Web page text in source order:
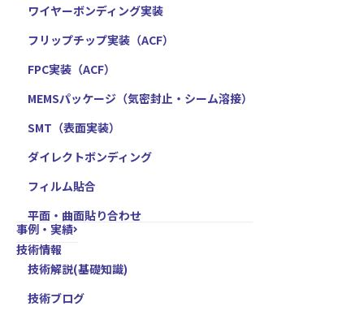
ワイヤーボンディング実装
フリップチップ実装（ACF）
FPC実装（ACF）
MEMSパッケージ（気密封止・シーム溶接）
SMT（表面実装）
ダイレクトボンディング
フィルム貼合
平面・曲面貼り合わせ
事例・実績
技術情報
技術解説(基礎知識)
技術ブログ